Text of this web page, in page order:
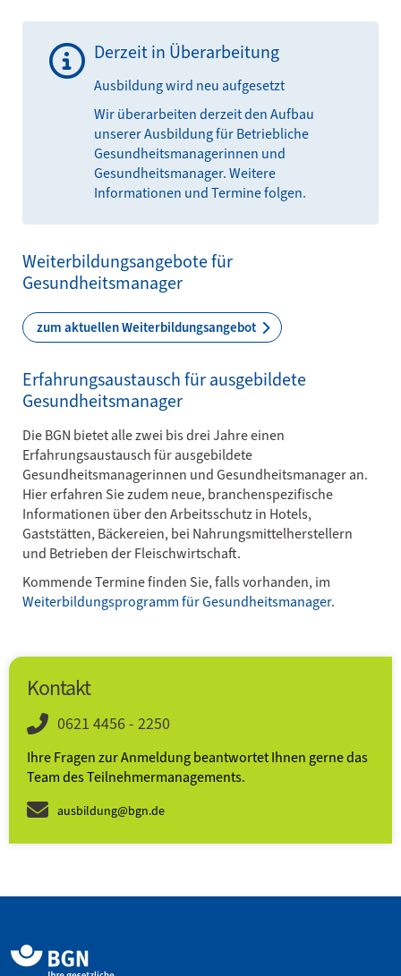
Derzeit in Überarbeitung
Ausbildung wird neu aufgesetzt
Wir überarbeiten derzeit den Aufbau
unserer Ausbildung für Betriebliche
Gesundheitsmanagerinnen und
Gesundheitsmanager. Weitere
Informationen und Termine folgen.
Weiterbildungsangebote für
Gesundheitsmanager
zum aktuellen Weiterbildungsangebot
Erfahrungsaustausch für ausgebildete
Gesundheitsmanager
Die BGN bietet alle zwei bis drei Jahre einen
Erfahrungsaustausch für ausgebildete
Gesundheitsmanagerinnen und Gesundheitsmanager an.
Hier erfahren Sie zudem neue, branchenspezifische
Informationen über den Arbeitsschutz in Hotels,
Gaststätten, Bäckereien, bei Nahrungsmittelherstellern
und Betrieben der Fleischwirtschaft.
Kommende Termine finden Sie, falls vorhanden, im
Weiterbildungsprogramm für Gesundheitsmanager.
Kontakt
0621 4456 - 2250
Ihre Fragen zur Anmeldung beantwortet Ihnen gerne das
Team des Teilnehmer­­manage­ments.
ausbildung@bgn.de